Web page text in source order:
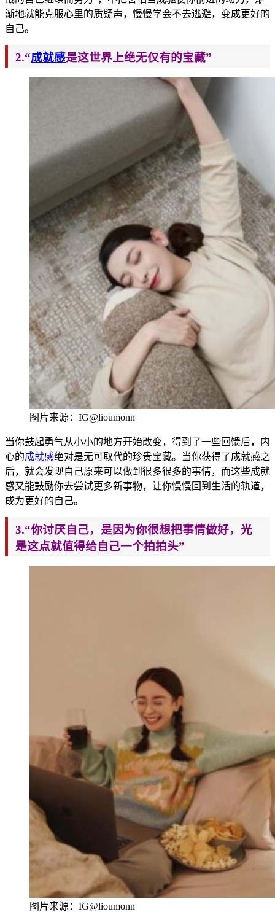
渐地就能克服心里的质疑声，慢慢学会不去逃避，变成更好的
自己。
2.“成就感是这世界上绝无仅有的宝藏”
图片来源：IG@lioumonn
当你鼓起勇气从小小的地方开始改变，得到了一些回馈后，内
心的成就感绝对是无可取代的珍贵宝藏。当你获得了成就感之
后，就会发现自己原来可以做到很多很多的事情，而这些成就
感又能鼓励你去尝试更多新事物，让你慢慢回到生活的轨道，
成为更好的自己。
3.“你讨厌自己，是因为你很想把事情做好，光
是这点就值得给自己一个拍拍头”
图片来源：IG@lioumonn